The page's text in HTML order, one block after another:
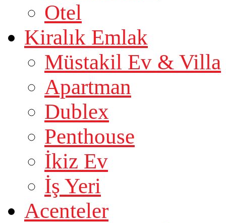
Otel
Kiralık Emlak
Müstakil Ev & Villa
Apartman
Dublex
Penthouse
İkiz Ev
İş Yeri
Acenteler